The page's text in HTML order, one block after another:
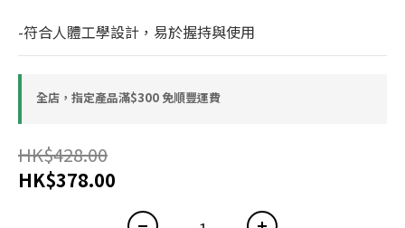
-符合人體工學設計，易於握持與使用
全店，指定產品滿$300 免順豐運費
HK$428.00
HK$378.00